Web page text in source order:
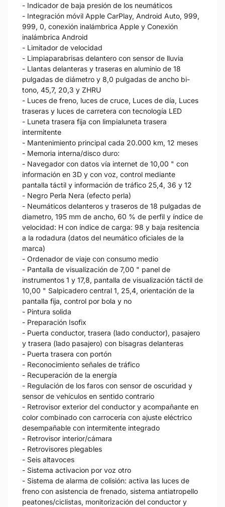
- Indicador de baja presión de los neumáticos
- Integración móvil Apple CarPlay, Android Auto, 999,
999, 0, conexión inalámbrica Apple y Conexión
inalámbrica Android
- Limitador de velocidad
- Limpiaparabrisas delantero con sensor de lluvia
- Llantas delanteras y traseras en aluminio de 18
pulgadas de diámetro y 8,0 pulgadas de ancho bi-
tono, 45,7, 20,3 y ZHRU
- Luces de freno, luces de cruce, Luces de día, Luces
traseras y luces de carretera con tecnología LED
- Luneta trasera fija con limpialuneta trasera
intermitente
- Mantenimiento principal cada 20.000 km, 12 meses
- Memoria interna/disco duro:
- Navegador con datos vía internet de 10,00 " con
información en 3D y con voz, control mediante
pantalla táctil y información de tráfico 25,4, 36 y 12
- Negro Perla Nera (efecto perla)
- Neumáticos delanteros y traseros de 18 pulgadas de
diametro, 195 mm de ancho, 60 % de perfil y índice de
velocidad: H con índice de carga: 98 y baja resitencia
a la rodadura (datos del neumático oficiales de la
marca)
- Ordenador de viaje con consumo medio
- Pantalla de visualización de 7,00 " panel de
instrumentos 1 y 17,8, pantalla de visualización táctil de
10,00 " Salpicadero central 1, 25,4, orientación de la
pantalla fija, control por bola y no
- Pintura solida
- Preparación Isofix
- Puerta conductor, trasera (lado conductor), pasajero
y trasera (lado pasajero) con bisagras delanteras
- Puerta trasera con portón
- Reconocimiento señales de tráfico
- Recuperación de la energía
- Regulación de los faros con sensor de oscuridad y
sensor de vehículos en sentido contrario
- Retrovisor exterior del conductor y acompañante en
color combinado con carrocería con ajuste eléctrico
desempañable con intermitente integrado
- Retrovisor interior/cámara
- Retrovisores plegables
- Seis altavoces
- Sistema activacion por voz otro
- Sistema de alarma de colisión: activa las luces de
freno con asistencia de frenado, sistema antiatropello
peatones/ciclistas, monitorización del conductor y